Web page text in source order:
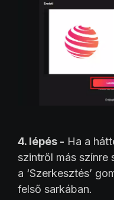
4. lépés - Ha a
szintről más színre
a ‘Szerkesztés’
felső sarkában.